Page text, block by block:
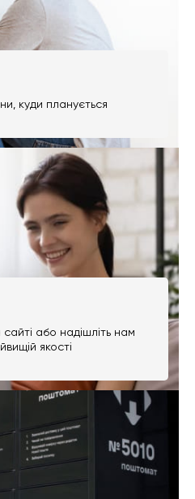
куди планується
або надішліть нам
якості